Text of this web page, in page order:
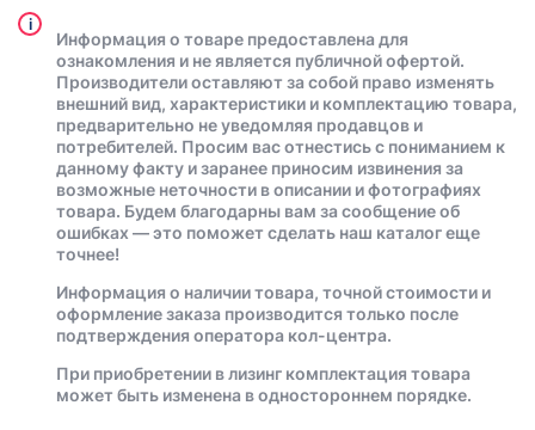
i
Информация о товаре предоставлена для
ознакомления и не является публичной офертой.
Производители оставляют за собой право изменять
внешний вид, характеристики и комплектацию товара,
предварительно не уведомляя продавцов и
потребителей. Просим вас отнестись с пониманием к
данному факту и заранее приносим извинения за
возможные неточности в описании и фотографиях
товара. Будем благодарны вам за сообщение об
ошибках — это поможет сделать наш каталог еще
точнее!
Информация о наличии товара, точной стоимости и
оформление заказа производится только после
подтверждения оператора кол-центра.
При приобретении в лизинг комплектация товара
может быть изменена в одностороннем порядке.